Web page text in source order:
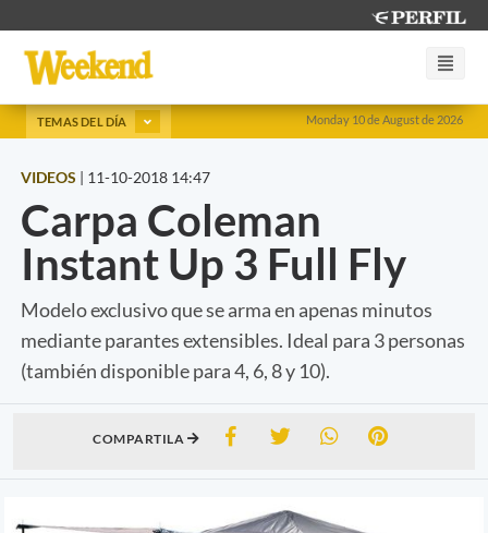
Monday 10 de August de 2026
TEMAS DEL DÍA
VIDEOS | 11-10-2018 14:47
Carpa Coleman
Instant Up 3 Full Fly
Modelo exclusivo que se arma en apenas minutos
mediante parantes extensibles. Ideal para 3 personas
(también disponible para 4, 6, 8 y 10).
COMPARTILA